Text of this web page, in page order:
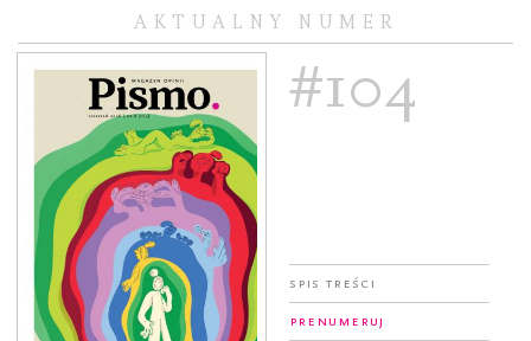
AKTUALNY NUMER
#104
Spis treści
Prenumeruj